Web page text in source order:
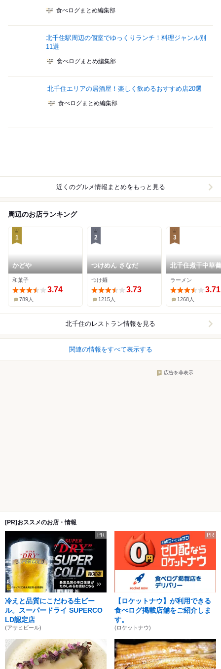
食べログまとめ編集部
北千住駅周辺の個室でゆっくりランチ！料理ジャンル別
11選
食べログまとめ編集部
北千住エリアの居酒屋！楽しく飲めるおすすめ店20選
食べログまとめ編集部
近くのグルメ情報まとめをもっと見る
周辺のお店ランキング
1
かどや
和菓子
3.74
789人
2
つけめん さなだ
つけ麺
3.73
1215人
3
北千住煮干中華
かれん
ラーメン
3.71
1268人
北千住のレストラン情報を見る
関連の情報をすべて表示する
広告を非表示
[PR]おススメのお店・情報
PR
冷えと品質にこだわる生ビー
ル。スーパードライ SUPERCO
LD認定店
(アサヒビール)
PR
【ロケットナウ】が利用できる
食べログ掲載店舗をご紹介しま
す。
(ロケットナウ)